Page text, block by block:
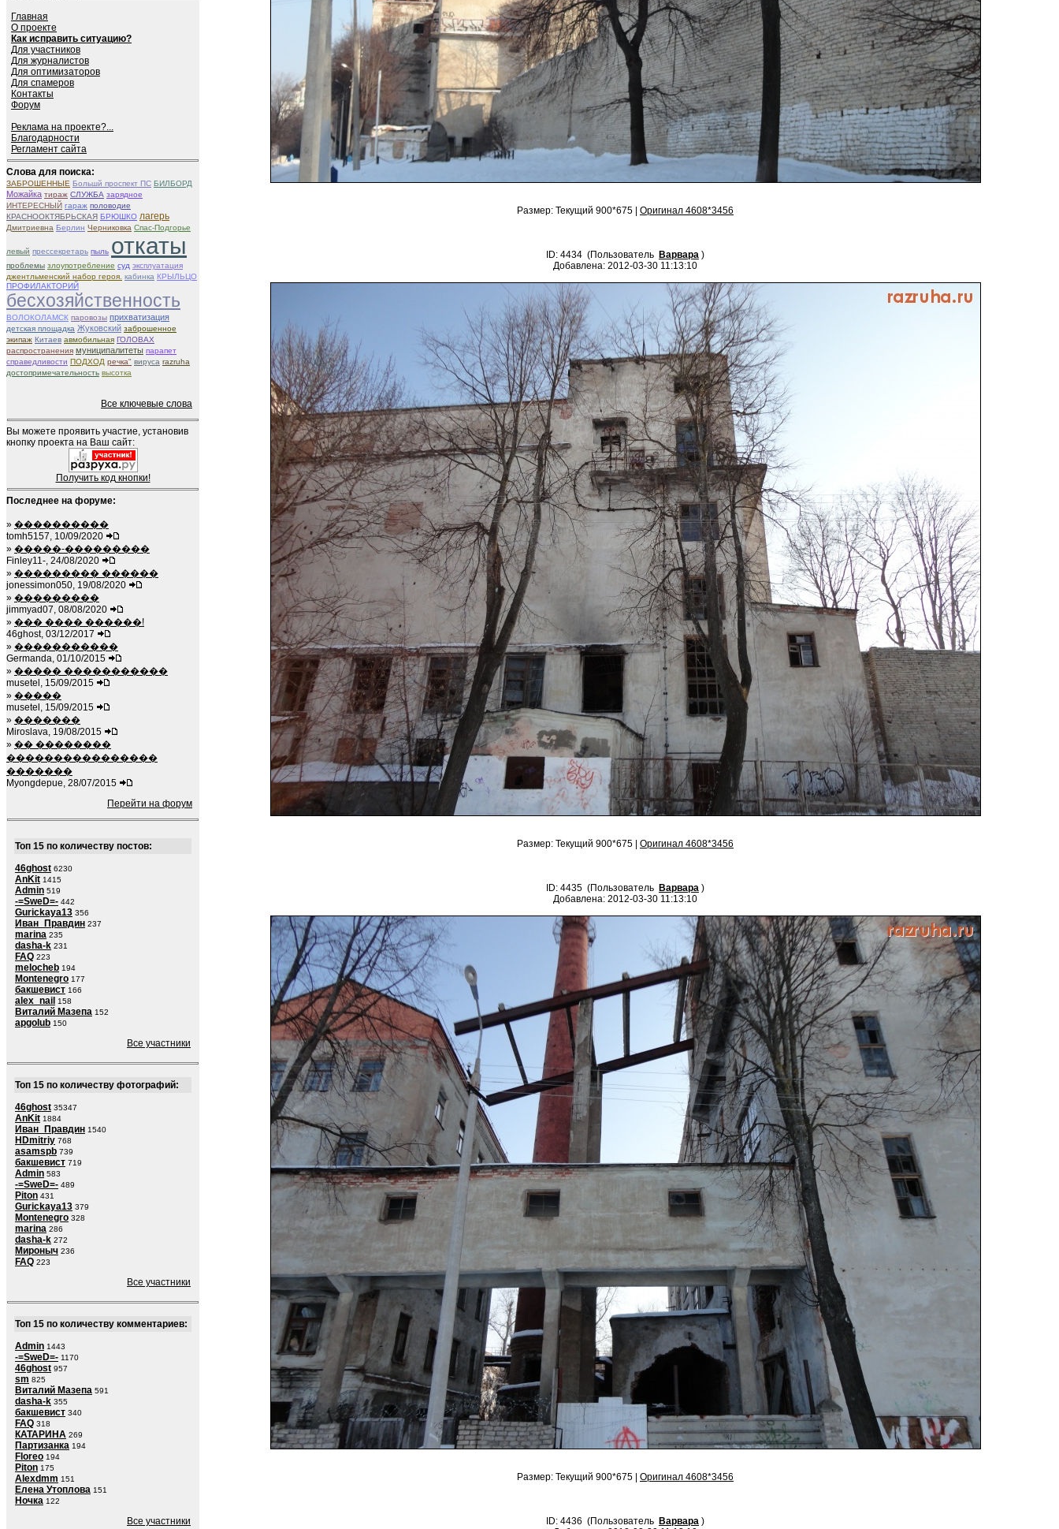
Главная
О проекте
Как исправить ситуацию?
Для участников
Для журналистов
Для оптимизаторов
Для спамеров
Контакты
Форум
Реклама на проекте?...
Благодарности
Регламент сайта
Слова для поиска:
ЗАБРОШЕННЫЕ Большй проспект ПС БИЛБОРД
Можайка тираж СЛУЖБА зарядное
ИНТЕРЕСНЫЙ гараж половодие
КРАСНООКТЯБРЬСКАЯ БРЮШКО лагерь
Дмитриевна Берлин Черниковка Спас-Подгорье
левый прессекретарь пыль откаты
проблемы злоупотребление суд эксплуатация
джентльменский набор героя. кабинка КРЫЛЬЦО
ПРОФИЛАКТОРИЙ
бесхозяйственность
ВОЛОКОЛАМСК паровозы прихватизация
детская площадка Жуковский заброшенное
экипаж Китаев авмобильная ГОЛОВАХ
распространения муниципалитеты парапет
справедливости ПОДХОД речка" вируса razruha
достопримечательность высотка
Все ключевые слова
Вы можете проявить участие, установив
кнопку проекта на Ваш сайт:
Получить код кнопки!
Последнее на форуме:
» ����������
tomh5157, 10/09/2020
» �����-���������
Finley11-, 24/08/2020
» ��������� ������
jonessimon050, 19/08/2020
» ���������
jimmyad07, 08/08/2020
» ��� ���� ������!
46ghost, 03/12/2017
» �����������
Germanda, 01/10/2015
» ����� �����������
musetel, 15/09/2015
» �����
musetel, 15/09/2015
» �������
Miroslava, 19/08/2015
» �� ��������
����������������
�������
Myongdepue, 28/07/2015
Перейти на форум
Топ 15 по количеству постов:
46ghost 6230
AnKit 1415
Admin 519
-=SweD=- 442
Gurickaya13 356
Иван_Правдин 237
marina 235
dasha-k 231
FAQ 223
melocheb 194
Montenegro 177
бакшевист 166
alex_nail 158
Виталий Мазепа 152
apgolub 150
Все участники
Топ 15 по количеству фотографий:
46ghost 35347
AnKit 1884
Иван_Правдин 1540
HDmitriy 768
asamspb 739
бакшевист 719
Admin 583
-=SweD=- 489
Piton 431
Gurickaya13 379
Montenegro 328
marina 286
dasha-k 272
Мироныч 236
FAQ 223
Все участники
Топ 15 по количеству комментариев:
Admin 1443
-=SweD=- 1170
46ghost 957
sm 825
Виталий Мазепа 591
dasha-k 355
бакшевист 340
FAQ 318
КАТАРИНА 269
Партизанка 194
Floreo 194
Piton 175
Alexdmm 151
Елена Утоплова 151
Ночка 122
Все участники
Размер: Текущий 900*675 | Оригинал 4608*3456
ID: 4434 (Пользователь Варвара )
Добавлена: 2012-03-30 11:13:10
Размер: Текущий 900*675 | Оригинал 4608*3456
ID: 4435 (Пользователь Варвара )
Добавлена: 2012-03-30 11:13:10
Размер: Текущий 900*675 | Оригинал 4608*3456
ID: 4436 (Пользователь Варвара )